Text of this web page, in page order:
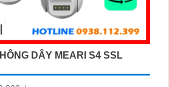
DÂY MEARI S4 SSL